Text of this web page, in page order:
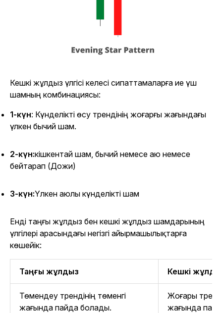
Кешкі жұлдыз үлгісі келесі сипаттамаларға ие үш
шамның комбинациясы:
1-күн: Күнделікті өсу трендінің жоғарғы жағындағы
үлкен бычий шам.
2-күн:кішкентай шам, бычий немесе аю немесе
бейтарап (Дожи)
3-күн:Үлкен аюлы күнделікті шам
Енді таңғы жұлдыз бен кешкі жұлдыз шамдарының
үлгілері арасындағы негізгі айырмашылықтарға
көшейік:
Таңғы жұлдыз Кешкі
Төмендеу трендінің төменгі
жағында пайда болады.
Жоғары
жағында